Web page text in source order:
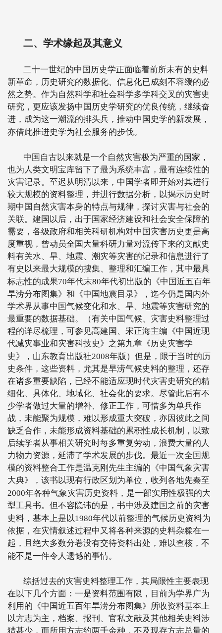
二、学术缘起及其意义
二十一世纪的中国历史学正面临着前所未有的史料
新革命，历史研究的数据化、信息化已成刻不容缓的必
然之势。作为自然科学和社会科学多学科交叉的灾害史
研究，更应该发扬中国历史学研究的优良传统，继续奋
进，成为这一潮流的排头兵，推动中国史学的新发展，
亦借此推进史学为社会服务的步伐。
中国自古以来就是一个自然灾害极为严重的国家，
也为人类文明宝库留下了最为系统丰富，最有连续性的
灾害记录。至迟从明清以来，中国学者即开始对其进行
较大规模的资料整理，并进行数据分析，以揭示历史时
期中国自然灾害本身的特点与规律，探讨灾害与社会的
关联。建国以后，出于国家经济建设和社会安全保障的
需要，各级政府和相关科研机构对中国灾害历史更是高
度重视，曾动员全国大量科研力量对流传下来的文献史
料有关水、旱、地震、潮灾等灾害的记录和信息进行了
有史以来最大规模的搜集、整理和汇编工作，其中最具
标志性的成果70年代末80年代初出版的《中国近五百年
旱涝分布图集》和《中国地震目录》，迄今仍是国内外
学术界从事中国气候变化和水、旱、地震等灾害研究的
最重要的数据基础。（有关中国气候、灾害史料整理过
程的详尽梳理，可参见高建国、宋正海主编《中国近现
代减灾事业和灾害科技史》之第九章《历史灾害学
史》，山东教育出版社2008年版）但是，限于当时的历
史条件，这些资料，尤其是旱涝气候史料的整理，还存
在诸多重要缺陷，已经不能适应现时代灾害史研究的精
细化、具体化、地域化、社会化的要求。尽管此后有不
少学者做过大量的增补、修正工作，可惜多为单兵作
战，未能聚为规模，难以形成重大突破，亦因彼此之间
缺乏合作，未能形成资料基础的累积性成长机制，以致
后续学者从事相关研究时每多重复劳动，浪费大量的人
力物力资源，延滞了学术发展的步伐。最近一次全国规
模的资料整合工作是温克刚先生主编的《中国气象灾害
大典》，该书以现有行政区划为单位，收列各地先秦至
2000年各种气象灾害历史资料，是一部实用性极强的大
型工具书。但不容隐讳的是，书中涉及建国之前的灾害
史料，基本上是以1980年代以前整理的气候历史资料为
依据，在灾情叙述过程中又将各种来源的史料杂糅在一
起，且绝大多数分卷没有交待资料出处，难以查核，不
能不是一件令人遗憾的事情。
综括过去的灾害史料整理工作，其局限性主要表现
在以下几个方面：一是资料范围有限，目前为学界广为
利用的《中国近五百年旱涝分布图集》所收资料基本上
以方志为主，档案、报刊、官私文献及其他相关史料涉
猎甚少，而所用方志约两千余种，不及现存方志总量的